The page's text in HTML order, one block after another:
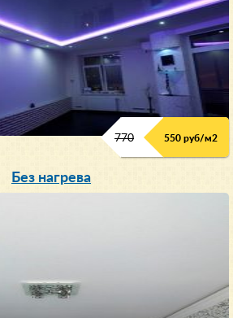
770 550 руб/м2
Без нагрева